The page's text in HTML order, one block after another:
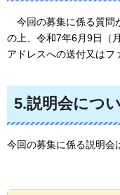
今回の募集に係る質問
の上、令和7年6月9日（
アドレスへの送付又はフ
5.説明会につ
今回の募集に係る説明会